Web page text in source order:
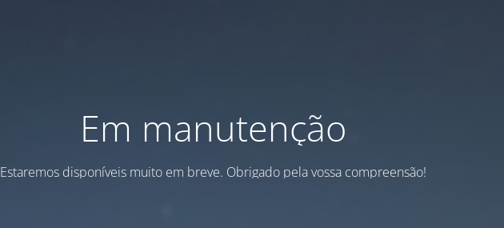
Em manutenção
Estaremos disponíveis muito em breve. Obrigado pela vossa compreensão!